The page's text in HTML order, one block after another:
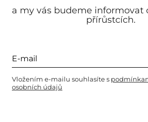
a my vás budeme informovat
přírůstcích.
Vložením e-mailu souhlasíte s
osobních údajů